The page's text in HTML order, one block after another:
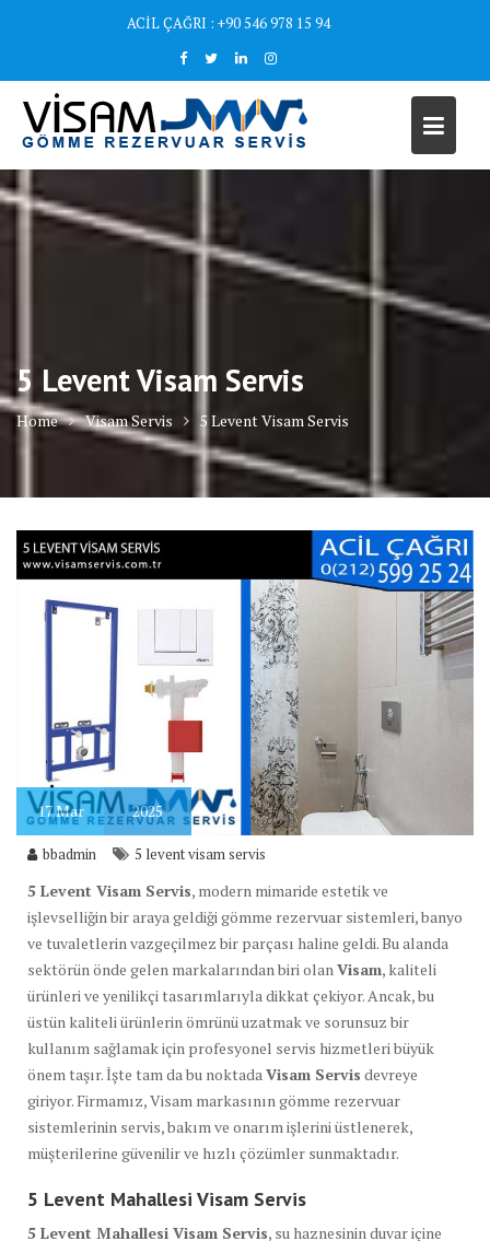
ACİL ÇAĞRI : +90 546 978 15 94
5 Levent Visam Servis
Home Visam Servis 5 Levent Visam Servis
17Mar 2025
bbadmin 5 levent visam servis
5 Levent Visam Servis, modern mimaride estetik ve
işlevselliğin bir araya geldiği gömme rezervuar sistemleri, banyo
ve tuvaletlerin vazgeçilmez bir parçası haline geldi. Bu alanda
sektörün önde gelen markalarından biri olan Visam, kaliteli
ürünleri ve yenilikçi tasarımlarıyla dikkat çekiyor. Ancak, bu
üstün kaliteli ürünlerin ömrünü uzatmak ve sorunsuz bir
kullanım sağlamak için profesyonel servis hizmetleri büyük
önem taşır. İşte tam da bu noktada Visam Servis devreye
giriyor. Firmamız, Visam markasının gömme rezervuar
sistemlerinin servis, bakım ve onarım işlerini üstlenerek,
müşterilerine güvenilir ve hızlı çözümler sunmaktadır.
5 Levent Mahallesi Visam Servis
5 Levent Mahallesi Visam Servis, su haznesinin duvar içine